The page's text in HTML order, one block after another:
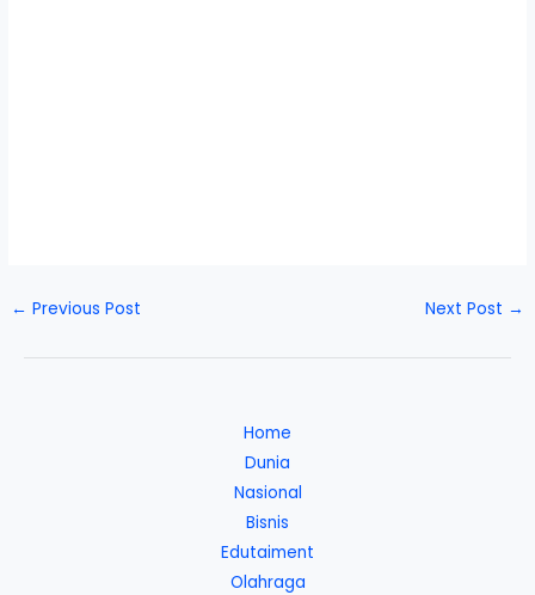
← Previous Post Next Post →
Home
Dunia
Nasional
Bisnis
Edutaiment
Olahraga